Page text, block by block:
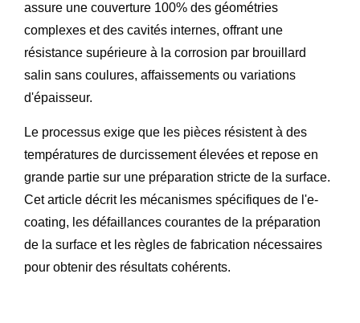
assure une couverture 100% des géométries
complexes et des cavités internes, offrant une
résistance supérieure à la corrosion par brouillard
salin sans coulures, affaissements ou variations
d'épaisseur.
Le processus exige que les pièces résistent à des
températures de durcissement élevées et repose en
grande partie sur une préparation stricte de la surface.
Cet article décrit les mécanismes spécifiques de l'e-
coating, les défaillances courantes de la préparation
de la surface et les règles de fabrication nécessaires
pour obtenir des résultats cohérents.